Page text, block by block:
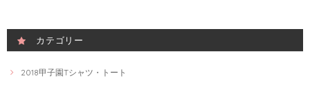
カテゴリー
2018甲子園Tシャツ・トート